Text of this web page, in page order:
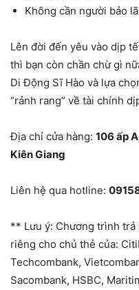
Không cần người bảo
Lên đời đến yêu vào dịp
thì bạn còn chần chừ gì
Di Động Sĩ Hào và lựa
“rảnh rang” về tài chính
Địa chỉ cửa hàng: 106 ấp
Kiên Giang
Liên hệ qua hotline:
** Lưu ý: Chương trình trả
riêng cho chủ thẻ của:
Techcombank,
Sacombank, HSBC,